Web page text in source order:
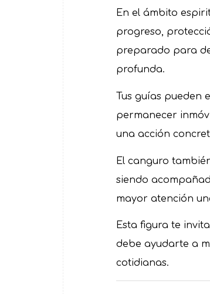
En el ámbito
progreso,
preparado para
profunda.
Tus guías pueden
permanecer
una acción
El canguro
siendo
mayor atención
Esta figura te
debe ayudarte a
cotidianas.